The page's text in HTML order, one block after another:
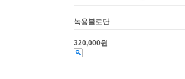
녹용불로단
320,000원